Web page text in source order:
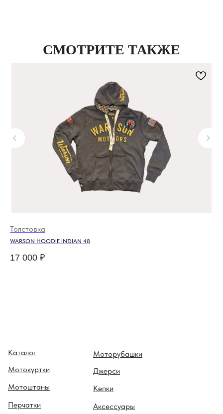
СМОТРИТЕ ТАКЖЕ
WARSON HOODIE INDIAN 48
Толстовка
17 000 ₽
Каталог
Мотокуртки
Мотоштаны
Перчатки
Моторубашки
Джерси
Кепки
Аксессуары